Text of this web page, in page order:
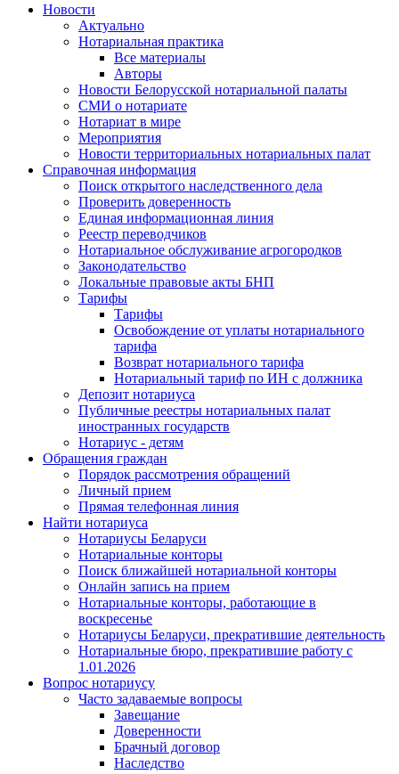
Новости
Актуально
Нотариальная практика
Все материалы
Авторы
Новости Белорусской нотариальной палаты
СМИ о нотариате
Нотариат в мире
Мероприятия
Новости территориальных нотариальных палат
Справочная информация
Поиск открытого наследственного дела
Проверить доверенность
Единая информационная линия
Реестр переводчиков
Нотариальное обслуживание агрогородков
Законодательство
Локальные правовые акты БНП
Тарифы
Тарифы
Освобождение от уплаты нотариального
тарифа
Возврат нотариального тарифа
Нотариальный тариф по ИН с должника
Депозит нотариуса
Публичные реестры нотариальных палат
иностранных государств
Нотариус - детям
Обращения граждан
Порядок рассмотрения обращений
Личный прием
Прямая телефонная линия
Найти нотариуса
Нотариусы Беларуси
Нотариальные конторы
Поиск ближайшей нотариальной конторы
Онлайн запись на прием
Нотариальные конторы, работающие в
воскресенье
Нотариусы Беларуси, прекратившие деятельность
Нотариальные бюро, прекратившие работу с
1.01.2026
Вопрос нотариусу
Часто задаваемые вопросы
Завещание
Доверенности
Брачный договор
Наследство